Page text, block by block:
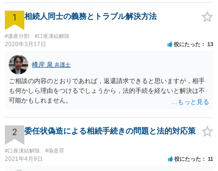
1 相続人同士の義務とトラブル解決方法
#遺産分割 #口座凍結解除
2020年3月17日 役にたった 13
峰岸 泉 弁護士
ご相談の内容のとおりであれば，返還請求できると思いますが，相手
も何かしら理由をつけるでしょうから，法的手続を経ないと解決は不
可能かもしれません。
2 委任状偽造による相続手続きの問題と法的対応策
#口座凍結解除 #偽造罪
2021年4月9日 役にたった 11